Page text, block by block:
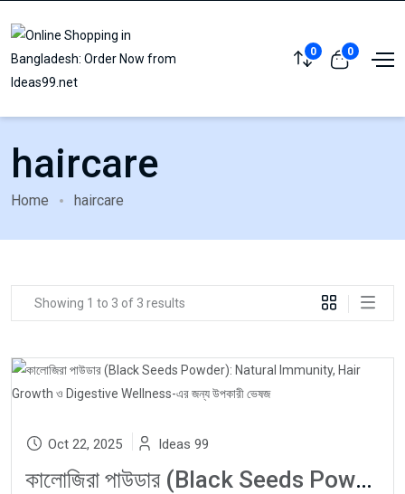
0 0
haircare
Home haircare
Showing 1 to 3 of 3 results
Oct 22, 2025 Ideas 99
কালোজিরা পাউডার (Black Seeds Powder): Natural Immunity, Hair Growth ও Digestive Wellness-এর জন্য উপকারী ভেষজ